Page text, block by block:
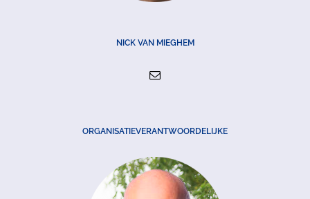
NICK VAN MIEGHEM
ORGANISATIEVERANTWOORDELIJKE